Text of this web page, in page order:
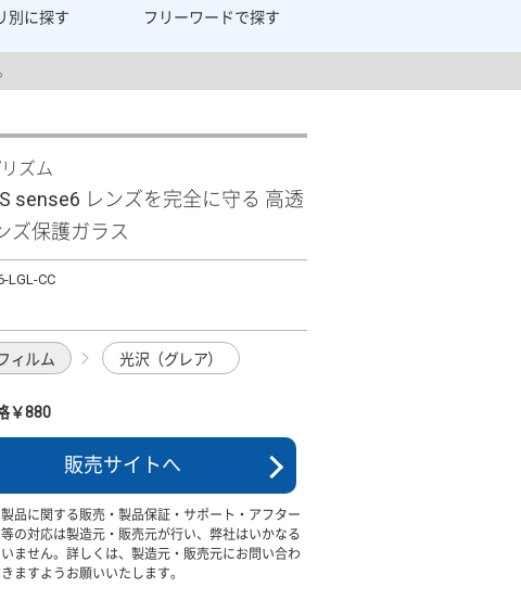
別に探す フリーワードで探す
ズム
sense6 レンズを完全に守る 高透
ズ保護ガラス
LGL-CC
ィルム 光沢（グレア）
￥880
販売サイトへ
品に関する販売・製品保証・サポート・アフター
の対応は製造元・販売元が行い、弊社はいかなる
ません。詳しくは、製造元・販売元にお問い合わ
ますようお願いいたします。